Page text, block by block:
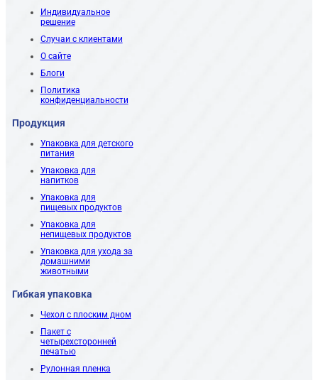
Индивидуальное
решение
Случаи с клиентами
О сайте
Блоги
Политика
конфиденциальности
Продукция
Упаковка для детского
питания
Упаковка для
напитков
Упаковка для
пищевых продуктов
Упаковка для
непищевых продуктов
Упаковка для ухода за
домашними
животными
Гибкая упаковка
Чехол с плоским дном
Пакет с
четырехсторонней
печатью
Рулонная пленка